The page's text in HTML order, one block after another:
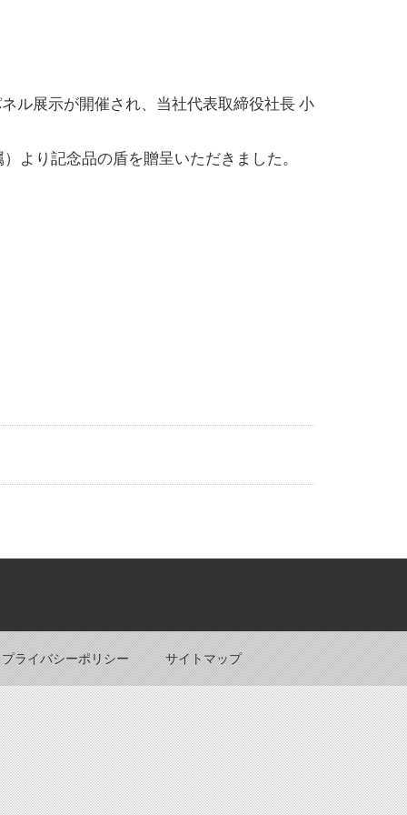
ル展示が開催され、当社代表取締役社長 小
より記念品の盾を贈呈いただきました。
プライバシーポリシー サイトマップ
Back to top